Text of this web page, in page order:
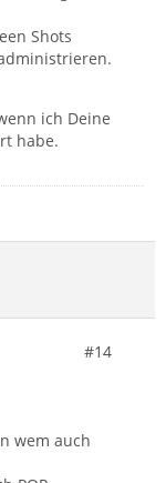
Shots
ich Deine
habe.
#14
wem auch